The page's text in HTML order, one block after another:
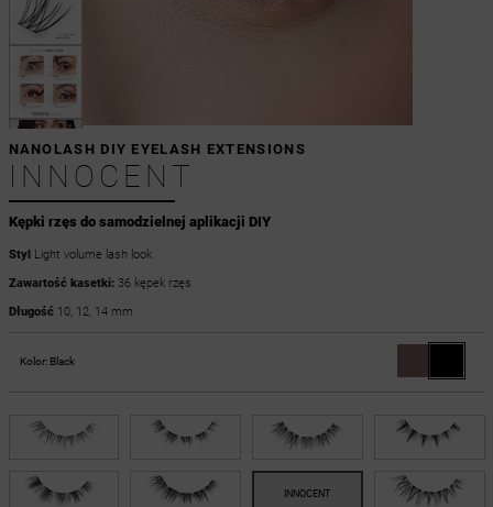
Kępki rzęs do samodzielnej aplikacji DIY
NANOLASH DIY EYELASH EXTENSIONS
INNOCENT
StylLight volume lash look
Zawartość kasetki: 36 kępek rzęs
Długość 10, 12, 14 mm
Kolor: Black